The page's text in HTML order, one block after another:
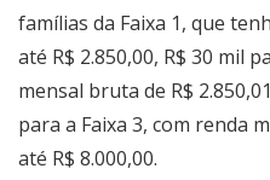
famílias da Faixa 1, que
até R$ 2.850,00, R$ 30 mil
mensal bruta de R$
para a Faixa 3, com renda
até R$ 8.000,00.